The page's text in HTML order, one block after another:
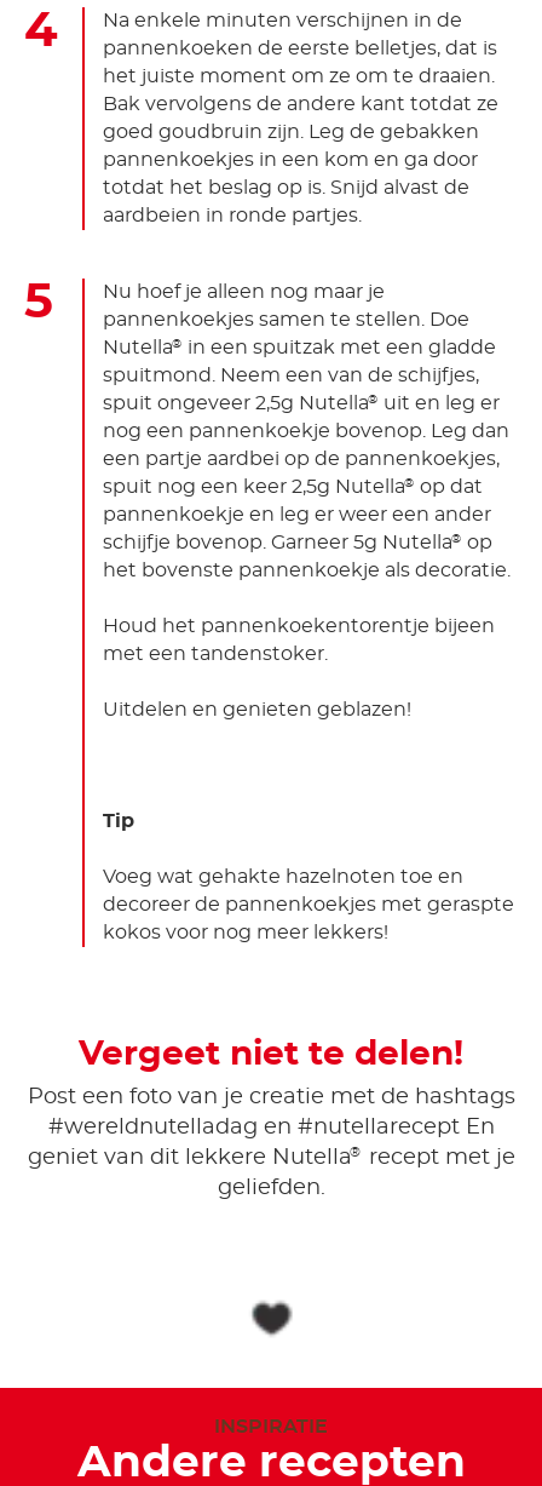
Na enkele minuten verschijnen in de
pannenkoeken de eerste belletjes, dat is
het juiste moment om ze om te draaien.
Bak vervolgens de andere kant totdat ze
goed goudbruin zijn. Leg de gebakken
pannenkoekjes in een kom en ga door
totdat het beslag op is. Snijd alvast de
aardbeien in ronde partjes.
Nu hoef je alleen nog maar je
pannenkoekjes samen te stellen. Doe
Nutella® in een spuitzak met een gladde
spuitmond. Neem een van de schijfjes,
spuit ongeveer 2,5g Nutella® uit en leg er
nog een pannenkoekje bovenop. Leg dan
een partje aardbei op de pannenkoekjes,
spuit nog een keer 2,5g Nutella® op dat
pannenkoekje en leg er weer een ander
schijfje bovenop. Garneer 5g Nutella® op
het bovenste pannenkoekje als decoratie.
Houd het pannenkoekentorentje bijeen
met een tandenstoker.
Uitdelen en genieten geblazen!
Tip
Voeg wat gehakte hazelnoten toe en
decoreer de pannenkoekjes met geraspte
kokos voor nog meer lekkers!
Vergeet niet te delen!
Post een foto van je creatie met de hashtags
#wereldnutelladag en #nutellarecept En
geniet van dit lekkere Nutella®
recept met je
geliefden.
INSPIRATIE
Andere recepten